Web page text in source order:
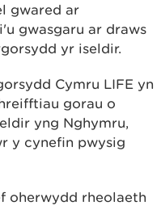
gwared ar
gwasgaru ar draws
yr iseldir.
Cymru LIFE yn
gorau o
yng Nghymru,
y cynefin pwysig
oherwydd rheolaeth